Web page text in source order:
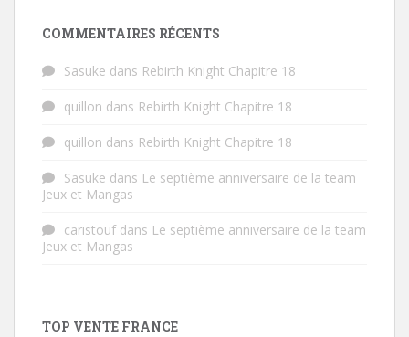
COMMENTAIRES RÉCENTS
Sasuke dans Rebirth Knight Chapitre 18
quillon dans Rebirth Knight Chapitre 18
quillon dans Rebirth Knight Chapitre 18
Sasuke dans Le septième anniversaire de la team
Jeux et Mangas
caristoufdans Le septième anniversaire de la team
Jeux et Mangas
TOP VENTE FRANCE